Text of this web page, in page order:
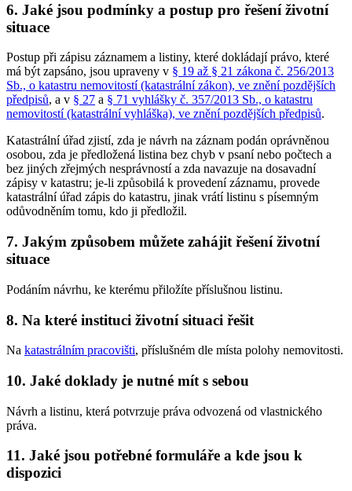
6. Jaké jsou podmínky a postup pro řešení životní
situace
Postup při zápisu záznamem a listiny, které dokládají právo, které
má být zapsáno, jsou upraveny v § 19 až § 21 zákona č. 256/2013
Sb., o katastru nemovitostí (katastrální zákon), ve znění pozdějších
předpisů, a v § 27 a § 71 vyhlášky č. 357/2013 Sb., o katastru
nemovitostí (katastrální vyhláška), ve znění pozdějších předpisů.
Katastrální úřad zjistí, zda je návrh na záznam podán oprávněnou
osobou, zda je předložená listina bez chyb v psaní nebo počtech a
bez jiných zřejmých nesprávností a zda navazuje na dosavadní
zápisy v katastru; je-li způsobilá k provedení záznamu, provede
katastrální úřad zápis do katastru, jinak vrátí listinu s písemným
odůvodněním tomu, kdo ji předložil.
7. Jakým způsobem můžete zahájit řešení životní
situace
Podáním návrhu, ke kterému přiložíte příslušnou listinu.
8. Na které instituci životní situaci řešit
Na katastrálním pracovišti, příslušném dle místa polohy nemovitosti.
10. Jaké doklady je nutné mít s sebou
Návrh a listinu, která potvrzuje práva odvozená od vlastnického
práva.
11. Jaké jsou potřebné formuláře a kde jsou k
dispozici